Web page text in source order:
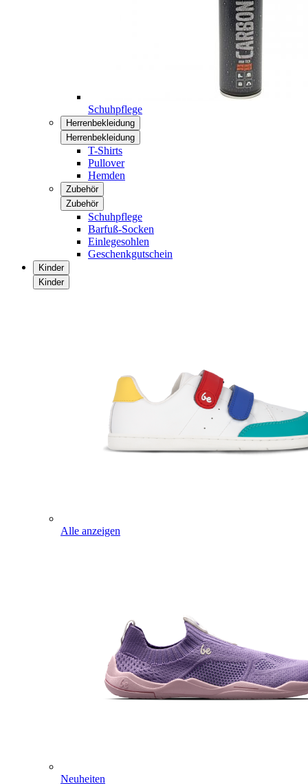
Schuhpflege
Herrenbekleidung
Herrenbekleidung
T-Shirts
Pullover
Hemden
Zubehör
Zubehör
Schuhpflege
Barfuß-Socken
Einlegesohlen
Geschenkgutschein
Kinder
Kinder
Alle anzeigen
Neuheiten